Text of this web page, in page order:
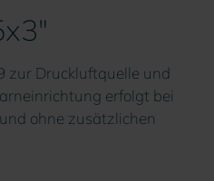
zur Druckluftquelle und
erfolgt bei
ohne zusätzlichen